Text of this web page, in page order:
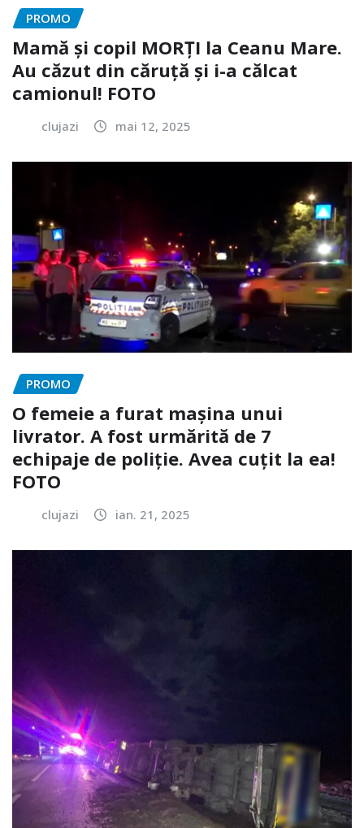
PROMO
Mamă și copil MORȚI la Ceanu Mare.
Au căzut din căruță și i-a călcat
camionul! FOTO
clujazi mai 12, 2025
PROMO
O femeie a furat mașina unui
livrator. A fost urmărită de 7
echipaje de poliție. Avea cuțit la ea!
FOTO
clujazi ian. 21, 2025